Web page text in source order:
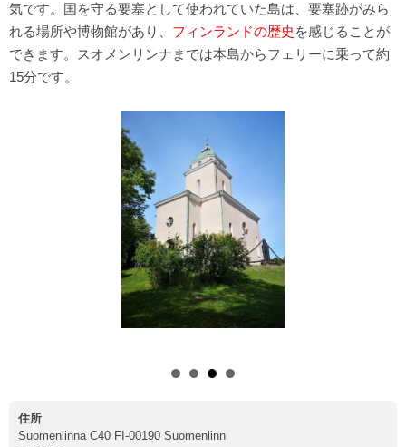
気です。国を守る要塞として使われていた島は、要塞跡がみら
れる場所や博物館があり、 フィンランドの歴史 を感じることが
できます。スオメンリンナまでは本島からフェリーに乗って約
15分です。
住所
Suomenlinna C40 FI-00190 Suomenlinn